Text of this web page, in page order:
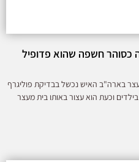
כסוהר חשפה שהוא פדופיל
בארה"ב האיש נכשל בבדיקת פוליגרף
וכעת הוא עצור באותו בית מעצר